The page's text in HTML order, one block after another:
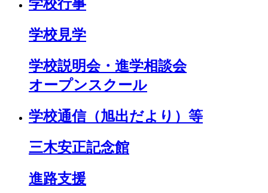
学校行事
学校見学
学校説明会・進学相談会
オープンスクール
学校通信（旭出だより）等
三木安正記念館
進路支援